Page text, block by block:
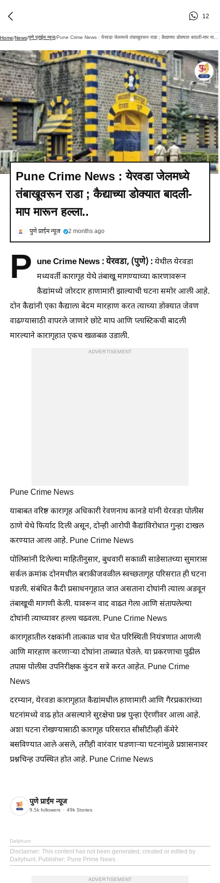
12
Home/News/पुणे प्राईम न्यूज/ Pune Crime News : येरवडा जेलमध्ये तंबाखूवरून राडा ; कैद्याच्या डोक्यात बादली-माप मारून हल्ला..
Pune Crime News : येरवडा जेलमध्ये
तंबाखूवरून राडा ; कैद्याच्या डोक्यात बादली-
माप मारून हल्ला..
पुणे प्राईम न्यूज 2 months ago
P une Crime News : येरवडा, (पुणे) :येथील येरवडा
मध्यवर्ती कारागृह येथे तंबाखू मागण्याच्या कारणावरून
कैद्यांमध्ये जोरदार हाणामारी झाल्याची घटना समोर आली आहे.
दोन कैद्यांनी एका कैद्याला बेदम मारहाण करत त्याच्या डोक्यात जेवण
वाढण्यासाठी वापरले जाणारे छोटे माप आणि प्लास्टिकची बादली
मारल्याने कारागृहात एकच खळबळ उडाली.
ADVERTISEMENT
Pune Crime News
याबाबत वरिष्ठ कारागृह अधिकारी रेवणनाथ कानडे यांनी येरवडा पोलीस
ठाणे येथे फिर्याद दिली असून, दोन्ही आरोपी कैद्यांविरोधात गुन्हा दाखल
करण्यात आला आहे. Pune Crime News
पोलिसांनी दिलेल्या माहितीनुसार, बुधवारी सकाळी साडेसातच्या सुमारास
सर्कल क्रमांक दोनमधील बराकीजवळील स्वच्छतागृह परिसरात ही घटना
घडली. संबंधित कैदी प्रसाधनगृहात जात असताना दोघांनी त्याला अडवून
तंबाखूची मागणी केली. यावरून वाद वाढत गेला आणि संतापलेल्या
दोघांनी त्याच्यावर हल्ला चढवला. Pune Crime News
कारागृहातील रक्षकांनी तात्काळ धाव घेत परिस्थिती नियंत्रणात आणली
आणि मारहाण करणाऱ्या दोघांना ताब्यात घेतले. या प्रकरणाचा पुढील
तपास पोलीस उपनिरीक्षक कुंदन सत्रे करत आहेत. Pune Crime
News
दरम्यान, येरवडा कारागृहात कैद्यांमधील हाणामारी आणि गैरप्रकारांच्या
घटनांमध्ये वाढ होत असल्याने सुरक्षेचा प्रश्न पुन्हा ऐरणीवर आला आहे.
अशा घटना रोखण्यासाठी कारागृह परिसरात सीसीटीव्ही कॅमेरे
बसविण्यात आले असले, तरीही वारंवार घडणाऱ्या घटनांमुळे प्रशासनावर
प्रश्नचिन्ह उपस्थित होत आहे. Pune Crime News
पुणे प्राईम न्यूज
9.5k followers 49k Stories
Dailyhunt
Disclaimer: This content has not been generated, created or edited by
Dailyhunt. Publisher: Pune Prime News
ADVERTISEMENT